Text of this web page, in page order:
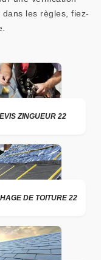
les règles, fiez-
ZINGUEUR 22
DE TOITURE 22